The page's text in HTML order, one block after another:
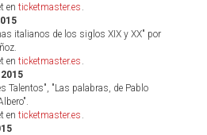
en ticketmaster.es .
italianos de los siglos XIX y XX" por
en ticketmaster.es .
Talentos", "Las palabras, de Pablo
en ticketmaster.es .